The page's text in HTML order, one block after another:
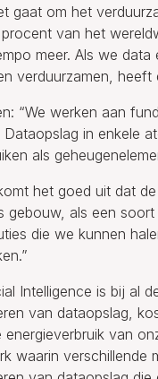
gaat om het
procent van het
meer. Als we
verduurzamen, heeft
“We werken aan
Dataopslag in enkele
als
het goed uit dat
gebouw, als een
die we kunnen
Intelligence is bij al
van dataopslag,
energieverbruik van
waarin verschillende